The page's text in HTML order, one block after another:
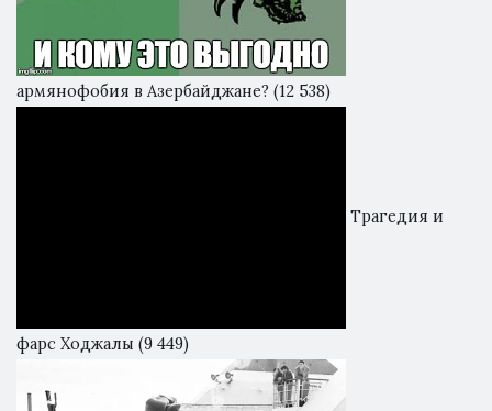
армянофобия в Азербайджане? (12 538)
Трагедия и
фарс Ходжалы (9 449)